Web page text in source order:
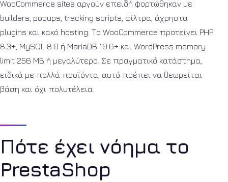
WooCommerce sites αργούν επειδή φορτώθηκαν με
builders, popups, tracking scripts, φίλτρα, άχρηστα
plugins και κακό hosting. Το WooCommerce προτείνει PHP
8.3+, MySQL 8.0 ή MariaDB 10.6+ και WordPress memory
limit 256 MB ή μεγαλύτερο. Σε πραγματικό κατάστημα,
ειδικά με πολλά προϊόντα, αυτό πρέπει να θεωρείται
βάση και όχι πολυτέλεια.
Πότε έχει νόημα το
PrestaShop